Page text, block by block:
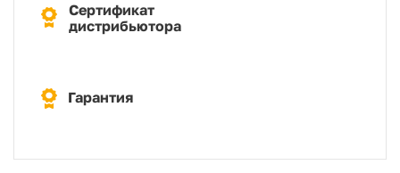
Сертификат
дистрибьютора
Гарантия